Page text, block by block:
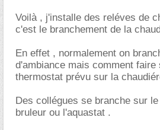
Voilà , j'installe des reléves de
c'est le branchement de la
En effet , normalement on
d'ambiance mais comment faire
thermostat prévu sur la
Des collégues se branche sur
bruleur ou l'aquastat .